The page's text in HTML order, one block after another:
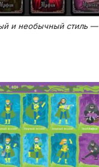
и необычный стиль —